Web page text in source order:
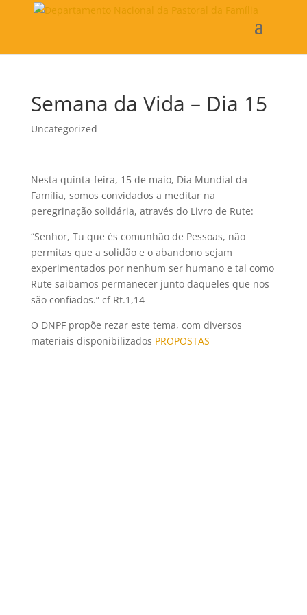
Semana da Vida – Dia 15
Uncategorized
Nesta quinta-feira, 15 de maio, Dia Mundial da
Família, somos convidados a meditar na
peregrinação solidária, através do Livro de Rute:
“Senhor, Tu que és comunhão de Pessoas, não
permitas que a solidão e o abandono sejam
experimentados por nenhum ser humano e tal como
Rute saibamos permanecer junto daqueles que nos
são confiados.” cf Rt.1,14
O DNPF propõe rezar este tema, com diversos
materiais disponibilizados PROPOSTAS